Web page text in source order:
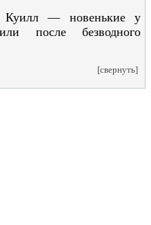
— новенькие у
после безводного
[свернуть]